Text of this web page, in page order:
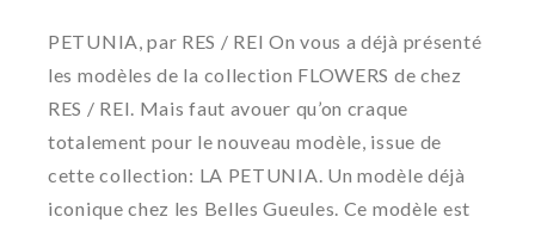
PETUNIA, par RES / REI On vous a déjà présenté
les modèles de la collection FLOWERS de chez
RES / REI. Mais faut avouer qu’on craque
totalement pour le nouveau modèle, issue de
cette collection: LA PETUNIA. Un modèle déjà
iconique chez les Belles Gueules. Ce modèle est